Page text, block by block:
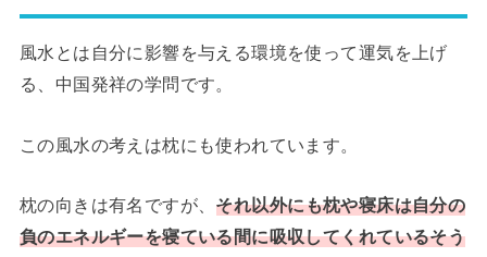
風水とは自分に影響を与える環境を使って運気を上げ
る、中国発祥の学問です。
この風水の考えは枕にも使われています。
枕の向きは有名ですが、 それ以外にも枕や寝床は自分の
負のエネルギーを寝ている間に吸収してくれているそう